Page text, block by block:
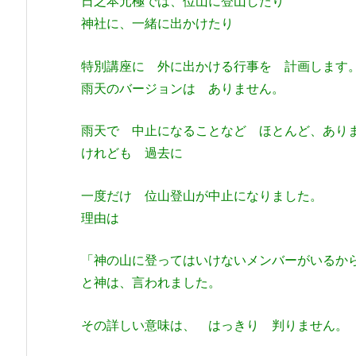
神社に、一緒に出かけたり
特別講座に 外に出かける行事を 計画します。
雨天のバージョンは ありません。
雨天で 中止になることなど ほとんど、ありま
けれども 過去に
一度だけ 位山登山が中止になりました。
理由は
「神の山に登ってはいけないメンバーがいる
と神は、言われました。
その詳しい意味は、 はっきり 判りません。